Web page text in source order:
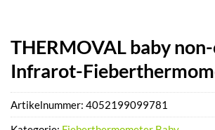
THERMOVAL baby
Infrarot-
Artikelnummer: 4052199099781